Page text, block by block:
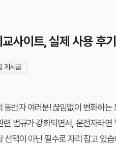
사이트, 실제 사용 후
게시글
동반자 여러분! 끊임없이 변화하
련 법규가 강화되면서, 운전자라
선택이 아닌 필수로 자리 잡고 있